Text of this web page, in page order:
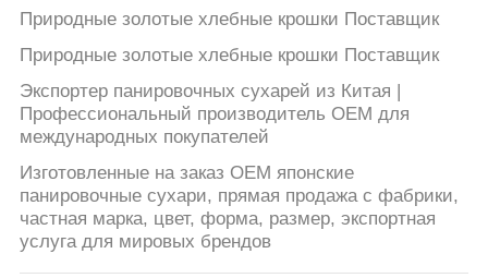
СВЯЖИТЕСЬ
С
НАМИ
НОВОСТИ
СЛУЧАИ
Природные золотые хлебные крошки Поставщик
Природные золотые хлебные крошки Поставщик
Экспортер панировочных сухарей из Китая |
Профессиональный производитель OEM для
международных покупателей
Изготовленные на заказ OEM японские
панировочные сухари, прямая продажа с фабрики,
частная марка, цвет, форма, размер, экспортная
услуга для мировых брендов